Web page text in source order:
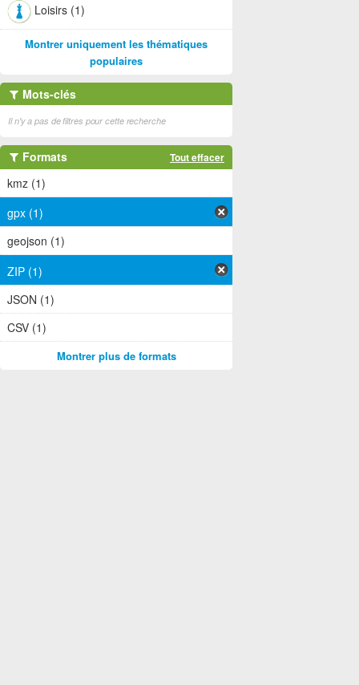
Loisirs (1)
Montrer uniquement les thématiques
populaires
Mots-clés
Il n'y a pas de filtres pour cette recherche
Formats Tout effacer
kmz (1)
gpx (1)
geojson (1)
ZIP (1)
JSON (1)
CSV (1)
Montrer plus de formats